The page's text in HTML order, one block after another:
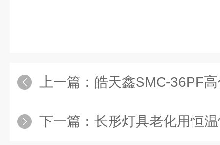
上一篇： 皓天鑫SMC-36PF
下一篇： 长形灯具老化用恒